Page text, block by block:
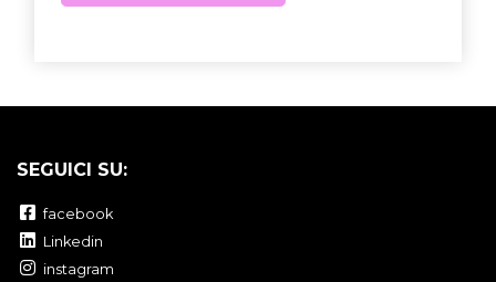
SEGUICI SU:
facebook
Linkedin
instagram